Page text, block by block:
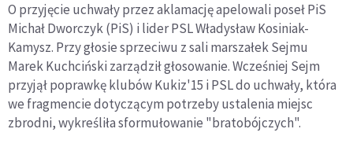
O przyjęcie uchwały przez aklamację apelowali poseł PiS
Michał Dworczyk (PiS) i lider PSL Władysław Kosiniak-
Kamysz. Przy głosie sprzeciwu z sali marszałek Sejmu
Marek Kuchciński zarządził głosowanie. Wcześniej Sejm
przyjął poprawkę klubów Kukiz'15 i PSL do uchwały, która
we fragmencie dotyczącym potrzeby ustalenia miejsc
zbrodni, wykreśliła sformułowanie "bratobójczych".